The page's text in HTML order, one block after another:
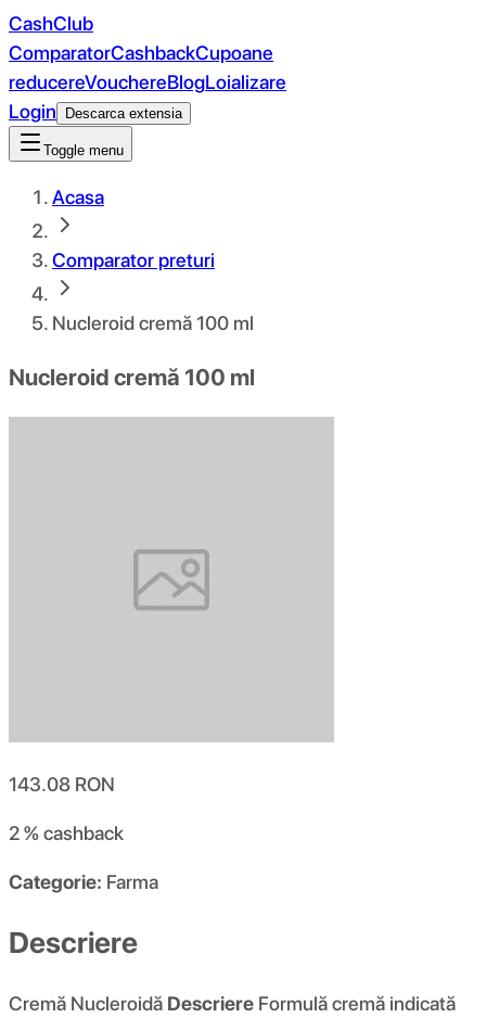
CashClub
ComparatorCashbackCupoane
reducereVouchereBlogLoializare
Login
Descarca extensia
Toggle menu
Acasa
Comparator preturi
Nucleroid cremă 100 ml
Nucleroid cremă 100 ml
143.08 RON
2 %cashback
Categorie: Farma
Descriere
Cremă Nucleroidă Descriere Formulă cremă indicată